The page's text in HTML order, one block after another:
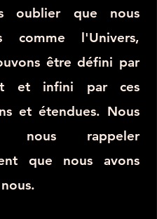
oublier que nous
comme l'Univers,
être défini par
et infini par ces
et étendues. Nous
nous rappeler
que nous avons